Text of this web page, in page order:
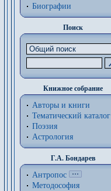
Биографии
Поиск
Книжное собрание
Авторы и книги
Тематический каталог
Поэзия
Астрология
Г.А. Бондарев
Антропос
Методософия